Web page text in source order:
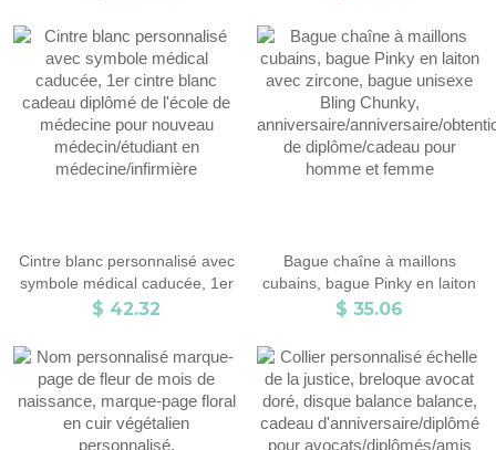
de Noël pour
Maman/Femme/Sœur/Petite
Amie
d'anniversaire/de remise des
diplômes pour femmes/amis
Cintre blanc personnalisé avec
symbole médical caducée, 1er
cintre blanc cadeau diplômé de
nouveau médecin/étudiant en
médecine/infirmière
$ 42.32
Bague chaîne à maillons
cubains, bague Pinky en laiton
avec zircone, bague unisexe
anniversaire/anniversaire/
de diplôme/cadeau pour
homme et femme
$ 35.06